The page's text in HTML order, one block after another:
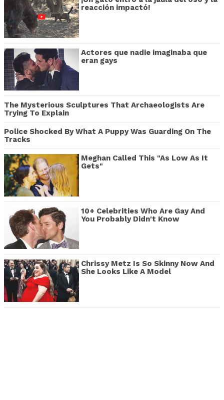
reacción impactó!
Actores que nadie imaginaba que
eran gays
The Mysterious Sculptures That Archaeologists Are
Trying To Explain
Police Shocked By What A Puppy Was Guarding On The
Tracks
Meghan Called This "As Low As It
Gets"
10+ Celebrities Who Are Gay And
You Probably Didn't Know
Chrissy Metz Is So Skinny Now And
She Looks Like A Model